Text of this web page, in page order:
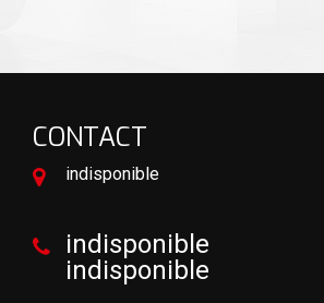
CONTACT
indisponible
indisponible
indisponible